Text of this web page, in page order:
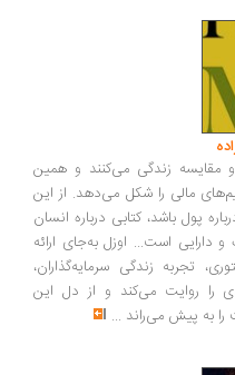
زندگی می‌کنند و همین
را شکل می‌دهد. از این
کتابی درباره انسان
است... اوزل به‌جای ارائه
زندگی سرمایه‌گذاران،
روایت می‌کند و از دل این
می‌راند ...